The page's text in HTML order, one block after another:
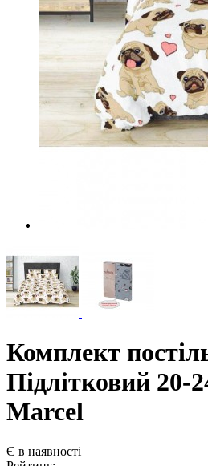
Комплект
Підлітковий 20-
Marcel
Є в наявності